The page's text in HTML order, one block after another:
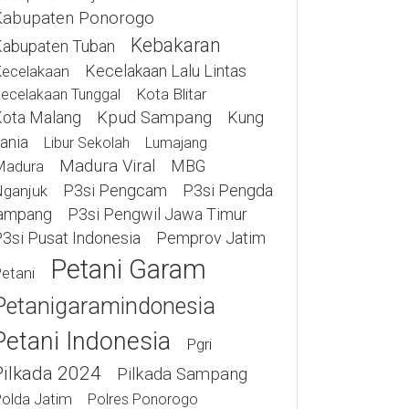
Ponorogo
Tuban Kebakaran
Kecelakaan Lalu Lintas
Tunggal Kota Blitar
Malang Kpud Sampang
Kung
Libur Sekolah Lumajang
Madura Viral MBG
P3si Pengcam
P3si Pengda
P3si Pengwil Jawa Timur
Pusat Indonesia
Pemprov Jatim
Petani Garam
Indonesia Pgri
2024 Pilkada Sampang
Jatim Polres Ponorogo